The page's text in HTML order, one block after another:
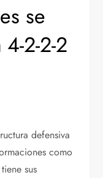
se
2-2-2
defensiva
como
sus